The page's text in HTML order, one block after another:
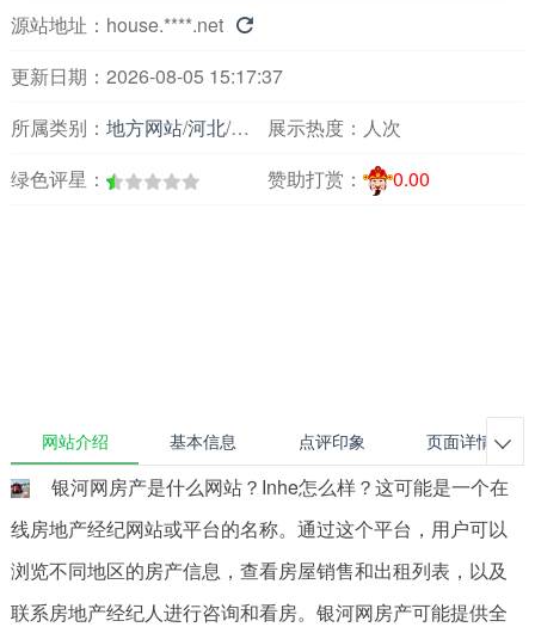
源站地址： house.****.net 
更新日期：2026-08-05 15:17:37
所属类别： 地方网站/河北/房产装修展示热度： 人次
绿色评星：
赞助打赏： 0.00
网站介绍 基本信息 点评印象 页面详情 
银河网房产是什么网站？Inhe怎么样？这可能是一个在
线房地产经纪网站或平台的名称。通过这个平台，用户可以
浏览不同地区的房产信息，查看房屋销售和出租列表，以及
联系房地产经纪人进行咨询和看房。银河网房产可能提供全